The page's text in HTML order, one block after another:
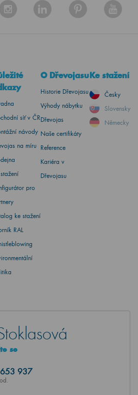
síť v ČR
návody
na míru
pro
ke stažení
RAL
O Dřevojasu
Historie Dřevojasu
Výhody nábytku
Dřevojas
Naše certifikáty
Reference
Kariéra v
Dřevojasu
Ke stažení
Česky
Slovensky
Německy
se
937